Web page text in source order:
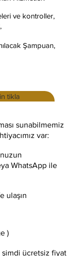
ve kontroller,
Şampuan,
tikla
sunabilmemiz
var:
WhatsApp ile
ulaşın
)
şimdi ücretsiz fiyat